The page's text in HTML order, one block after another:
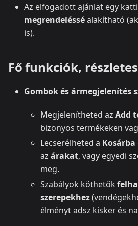
Az elfogadott ajánlat egy
megrendelésséalakítható
is).
Fő funkciók,
Gombok és ármegjelenítés
Megjelenítheted az Add
bizonyos termékeken
Lecserélheted a Kosárba
az árakat, vagy egyedi
meg.
Szabályok köthetők
szerepekhez
élményt adsz kisker és